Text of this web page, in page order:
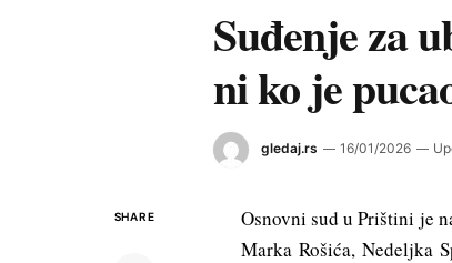
Suđenje za
ni ko je
gledaj.rs 16/01/2026
SHARE
Osnovni sud u Prištini je
Marka Rošića, Nedeljka